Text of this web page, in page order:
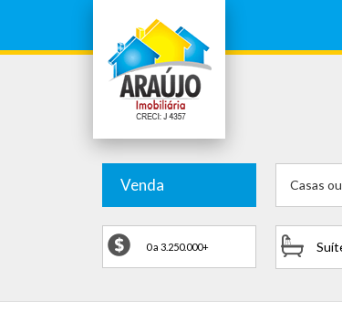
Venda Casas